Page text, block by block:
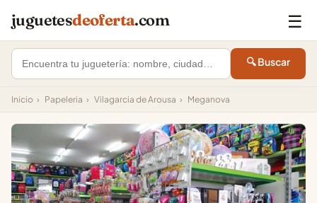
juguetesdeoferta.com ☰
🔍 Buscar
Inicio › Papeleria › Vilagarcia de Arousa › Meganova